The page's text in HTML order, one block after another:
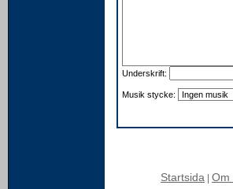
Underskrift:
Musik stycke:
Startsida Om